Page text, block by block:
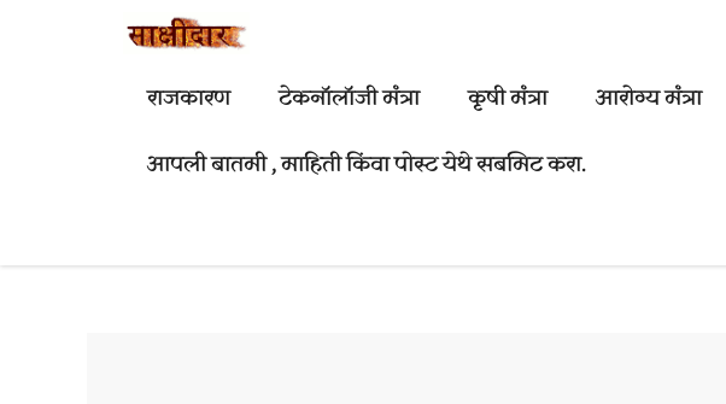
राजकारण टेकनॉलॉजी मंत्रा कृषी मंत्रा आरोग्य मंत्रा
आपली बातमी , माहिती किंवा पोस्ट येथे सबमिट करा.